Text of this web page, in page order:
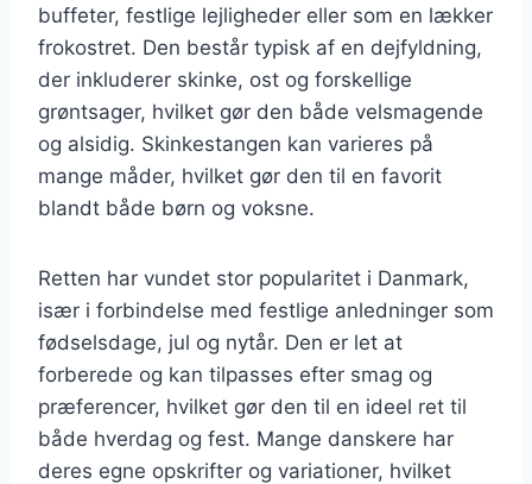
buffeter, festlige lejligheder eller som en lækker
frokostret. Den består typisk af en dejfyldning,
der inkluderer skinke, ost og forskellige
grøntsager, hvilket gør den både velsmagende
og alsidig. Skinkestangen kan varieres på
mange måder, hvilket gør den til en favorit
blandt både børn og voksne.
Retten har vundet stor popularitet i Danmark,
især i forbindelse med festlige anledninger som
fødselsdage, jul og nytår. Den er let at
forberede og kan tilpasses efter smag og
præferencer, hvilket gør den til en ideel ret til
både hverdag og fest. Mange danskere har
deres egne opskrifter og variationer, hvilket